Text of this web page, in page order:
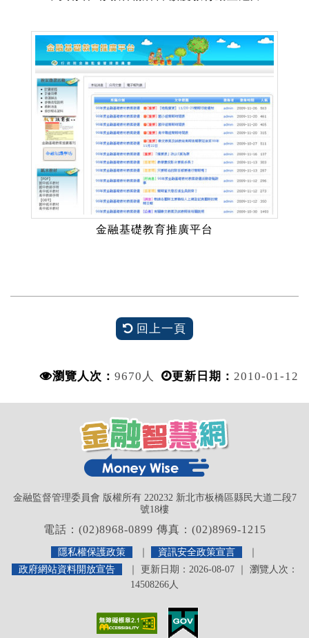
金融基礎教育推廣平台
回上一頁
瀏覽人次： 9670人 更新日期： 2010-01-12
金融監督管理委員會 版權所有 220232 新北市板橋區縣民大道二段7
號18樓
電話：(02)8968-0899 傳真：(02)8969-1215
隱私權保護政策 ｜ 資訊安全政策宣言
｜
政府網站資料開放宣告
｜ 更新日期：2026-08-07 ｜ 瀏覽人次：
14508266人